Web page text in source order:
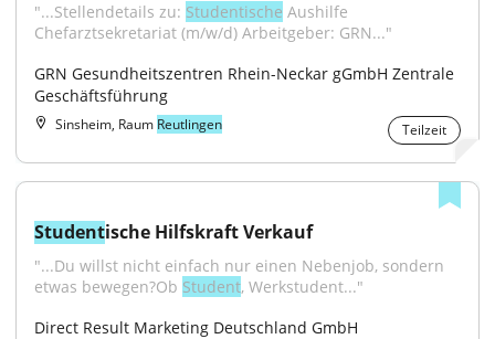
"...Stellendetails zu: Studentische Aushilfe
Chefarztsekretariat (m/w/d) Arbeitgeber: GRN..."
GRN Gesundheitszentren Rhein-Neckar gGmbH Zentrale
Geschäftsführung
Sinsheim, Raum Reutlingen Teilzeit
Studentische Hilfskraft Verkauf
"...Du willst nicht einfach nur einen Nebenjob, sondern
etwas bewegen?Ob Student, Werkstudent..."
Direct Result Marketing Deutschland GmbH